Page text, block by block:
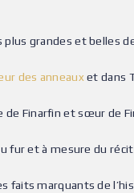
plus grandes et belles
des anneaux et dans
de Finarfin et sœur de
fur et à mesure du
faits marquants de